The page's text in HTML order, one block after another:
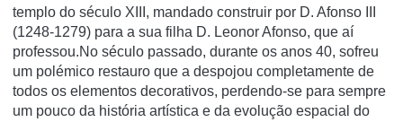
templo do século XIII, mandado construir por D. Afonso III
(1248-1279) para a sua filha D. Leonor Afonso, que aí
professou.No século passado, durante os anos 40, sofreu
um polémico restauro que a despojou completamente de
todos os elementos decorativos, perdendo-se para sempre
um pouco da história artística e da evolução espacial do